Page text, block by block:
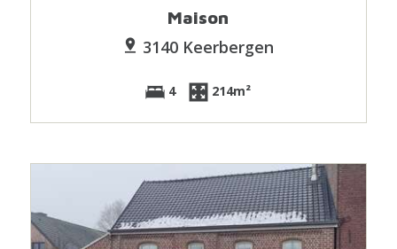
Maison
3140 Keerbergen
4 214m²